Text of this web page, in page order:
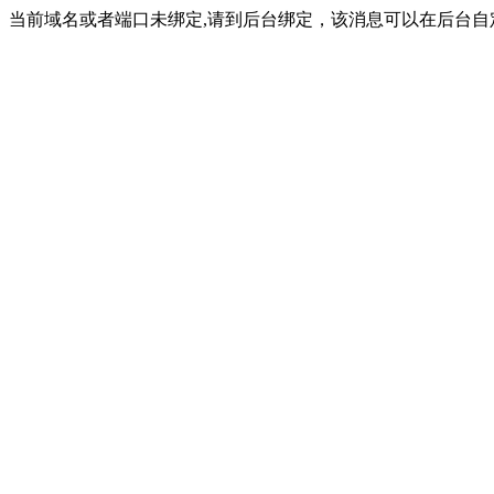
当前域名或者端口未绑定,请到后台绑定，该消息可以在后台自